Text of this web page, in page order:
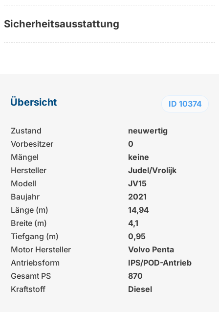
Sicherheitsausstattung
Übersicht ID 10374
Zustand
neuwertig
Vorbesitzer
0
Mängel
keine
Hersteller
Judel/Vrolijk
Modell
JV15
Baujahr
2021
Länge (m)
14,94
Breite (m)
4,1
Tiefgang (m)
0,95
Motor Hersteller
Volvo Penta
Antriebsform
IPS/POD-Antrieb
Gesamt PS
870
Kraftstoff
Diesel